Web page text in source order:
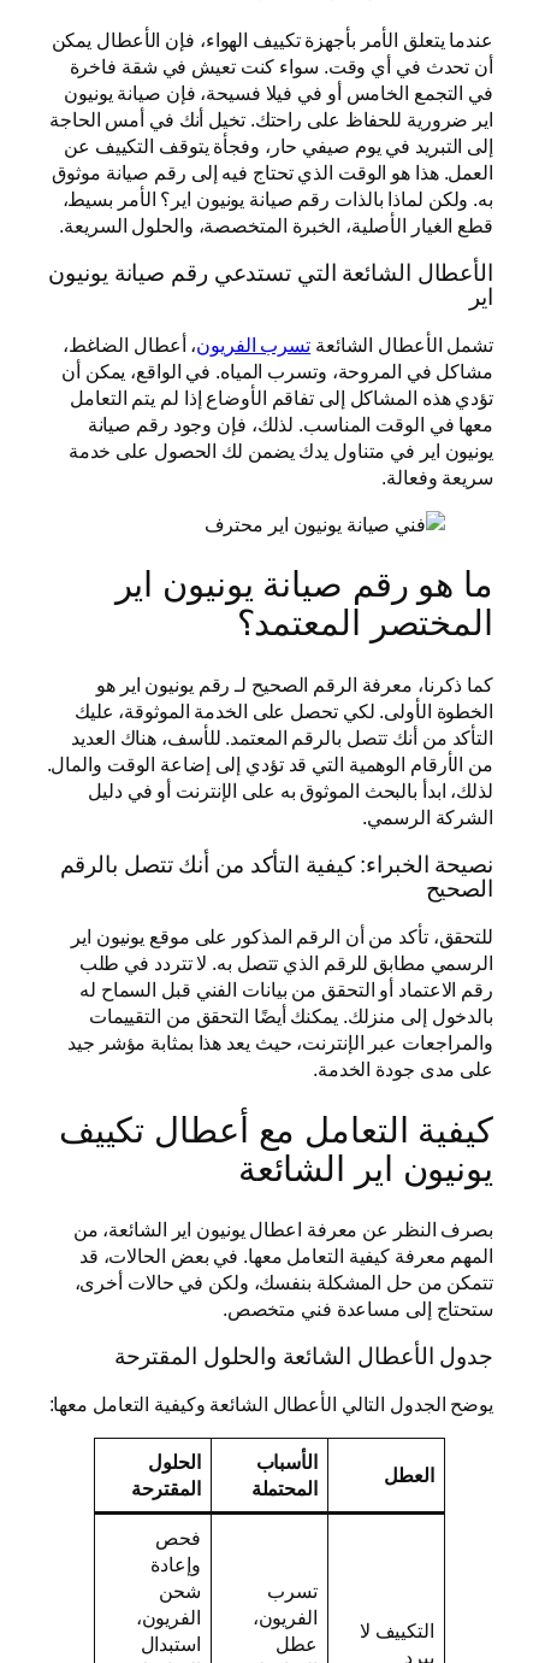
عندما يتعلق الأمر بأجهزة تكييف الهواء، فإن الأعطال يمكن
أن تحدث في أي وقت. سواء كنت تعيش في شقة فاخرة
في التجمع الخامس أو في فيلا فسيحة، فإن صيانة يونيون
اير ضرورية للحفاظ على راحتك. تخيل أنك في أمس الحاجة
إلى التبريد في يوم صيفي حار، وفجأة يتوقف التكييف عن
العمل. هذا هو الوقت الذي تحتاج فيه إلى رقم صيانة موثوق
به. ولكن لماذا بالذات رقم صيانة يونيون اير؟ الأمر بسيط،
قطع الغيار الأصلية، الخبرة المتخصصة، والحلول السريعة.
الأعطال الشائعة التي تستدعي رقم صيانة يونيون
اير
تشمل الأعطال الشائعة تسرب الفريون، أعطال الضاغط،
مشاكل في المروحة، وتسرب المياه. في الواقع، يمكن أن
تؤدي هذه المشاكل إلى تفاقم الأوضاع إذا لم يتم التعامل
معها في الوقت المناسب. لذلك، فإن وجود رقم صيانة
يونيون اير في متناول يدك يضمن لك الحصول على خدمة
سريعة وفعالة.
ما هو رقم صيانة يونيون اير
المختصر المعتمد؟
كما ذكرنا، معرفة الرقم الصحيح لـ رقم يونيون اير هو
الخطوة الأولى. لكي تحصل على الخدمة الموثوقة، عليك
التأكد من أنك تتصل بالرقم المعتمد. للأسف، هناك العديد
من الأرقام الوهمية التي قد تؤدي إلى إضاعة الوقت والمال.
لذلك، ابدأ بالبحث الموثوق به على الإنترنت أو في دليل
الشركة الرسمي.
نصيحة الخبراء: كيفية التأكد من أنك تتصل بالرقم
الصحيح
للتحقق، تأكد من أن الرقم المذكور على موقع يونيون اير
الرسمي مطابق للرقم الذي تتصل به. لا تتردد في طلب
رقم الاعتماد أو التحقق من بيانات الفني قبل السماح له
بالدخول إلى منزلك. يمكنك أيضًا التحقق من التقييمات
والمراجعات عبر الإنترنت، حيث يعد هذا بمثابة مؤشر جيد
على مدى جودة الخدمة.
كيفية التعامل مع أعطال تكييف
يونيون اير الشائعة
بصرف النظر عن معرفة اعطال يونيون اير الشائعة، من
المهم معرفة كيفية التعامل معها. في بعض الحالات، قد
تتمكن من حل المشكلة بنفسك، ولكن في حالات أخرى،
ستحتاج إلى مساعدة فني متخصص.
جدول الأعطال الشائعة والحلول المقترحة
يوضح الجدول التالي الأعطال الشائعة وكيفية التعامل معها:
العطل
الأسباب
المحتملة
الحلول
المقترحة
التكييف لا
يبرد
تسرب
الفريون،
عطل
فحص
وإعادة
شحن
الفريون،
استبدال